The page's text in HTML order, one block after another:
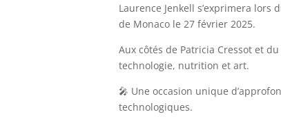
Laurence Jenkell s’exprimera
de Monaco le 27 février 2025.
Aux côtés de Patricia Cressot et
technologie, nutrition et art.
🎤 Une occasion unique
technologiques.